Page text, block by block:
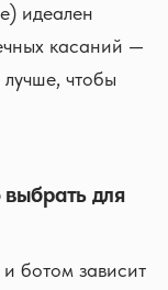
идеален
касаний —
чтобы
для
ботом зависит